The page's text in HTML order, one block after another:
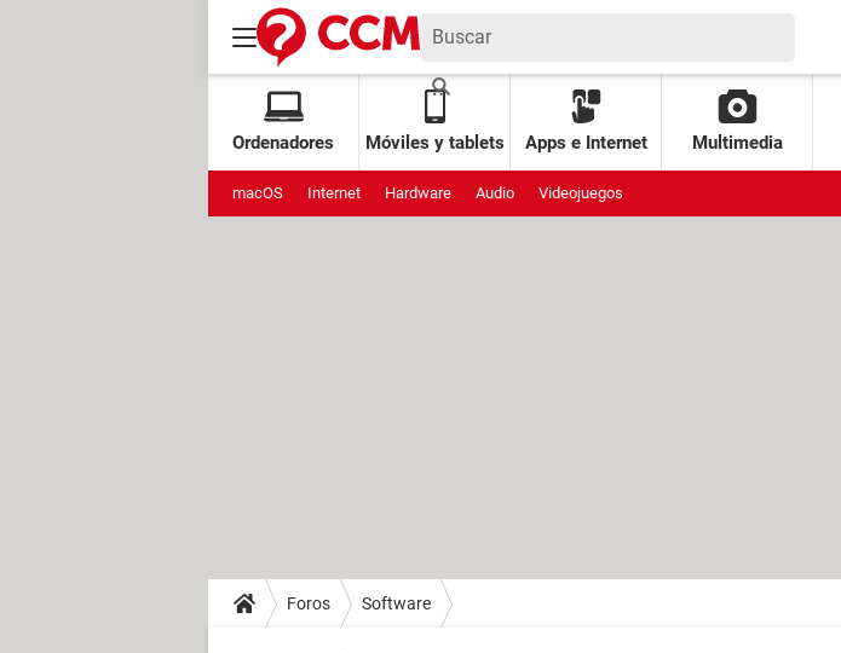
Ordenadores Móviles y tablets Apps e Internet Multimedia
macOS Internet Hardware Audio Videojuegos
Foros Software